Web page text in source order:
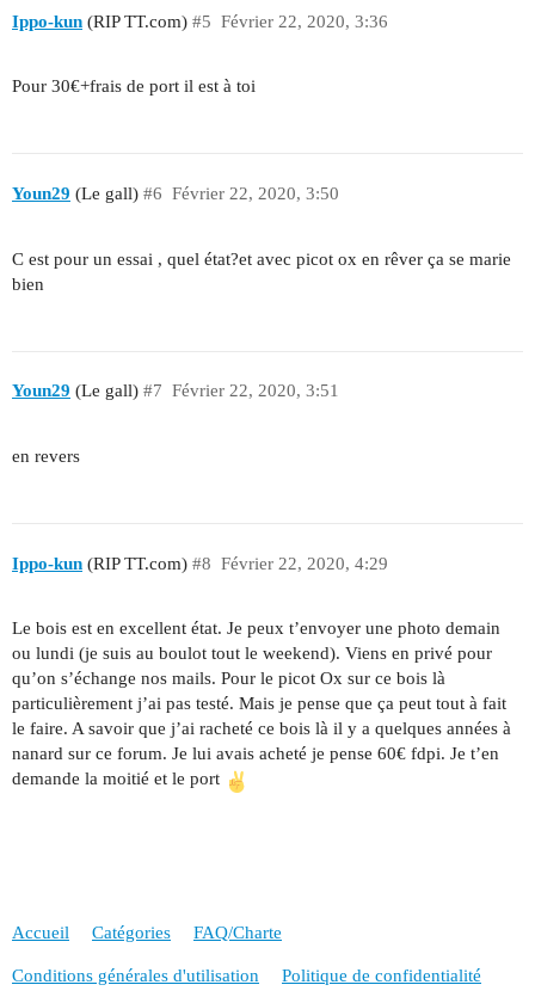
Ippo-kun (RIP TT.com) Février 22, 2020, 3:36
#5
Pour 30€+frais de port il est à toi
Youn29 (Le gall) Février 22, 2020, 3:50
#6
C est pour un essai , quel état?et avec picot ox en rêver ça se marie
bien
Youn29 (Le gall) Février 22, 2020, 3:51
#7
en revers
Ippo-kun (RIP TT.com) Février 22, 2020, 4:29
#8
Le bois est en excellent état. Je peux t’envoyer une photo demain
ou lundi (je suis au boulot tout le weekend). Viens en privé pour
qu’on s’échange nos mails. Pour le picot Ox sur ce bois là
particulièrement j’ai pas testé. Mais je pense que ça peut tout à fait
le faire. A savoir que j’ai racheté ce bois là il y a quelques années à
nanard sur ce forum. Je lui avais acheté je pense 60€ fdpi. Je t’en
demande la moitié et le port
Accueil Catégories FAQ/Charte
Conditions générales d'utilisation Politique de confidentialité